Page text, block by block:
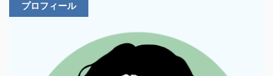
プロフィール